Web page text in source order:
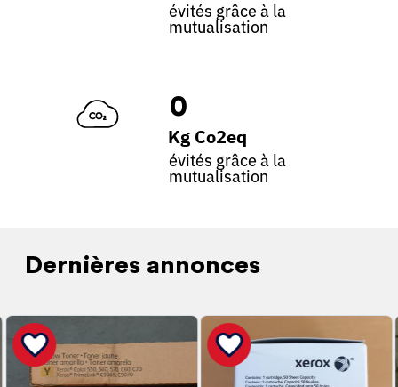
évités grâce à la
mutualisation
0
Kg Co2eq
évités grâce à la
mutualisation
Dernières annonces